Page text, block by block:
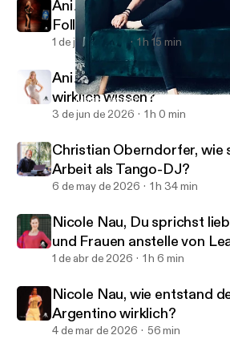
Mariell, warum tut uns der Tango
Cabeceo - Gespräche über den
Ani Andreani, wie machen
Follower glücklich?
1 de jul de 2026 1 h 15 min
Ani Andreani, was muss
wirklich wissen?
3 de jun de 2026 1 h 0 min
Christian Oberndorfer, wie
Arbeit als Tango-DJ?
6 de may de 2026 1 h 34 min
Nicole Nau, Du sprichst
und Frauen anstelle von
Follower?
1 de abr de 2026 1 h 6 min
Nicole Nau, wie entstand
Argentino wirklich?
4 de mar de 2026 56 min